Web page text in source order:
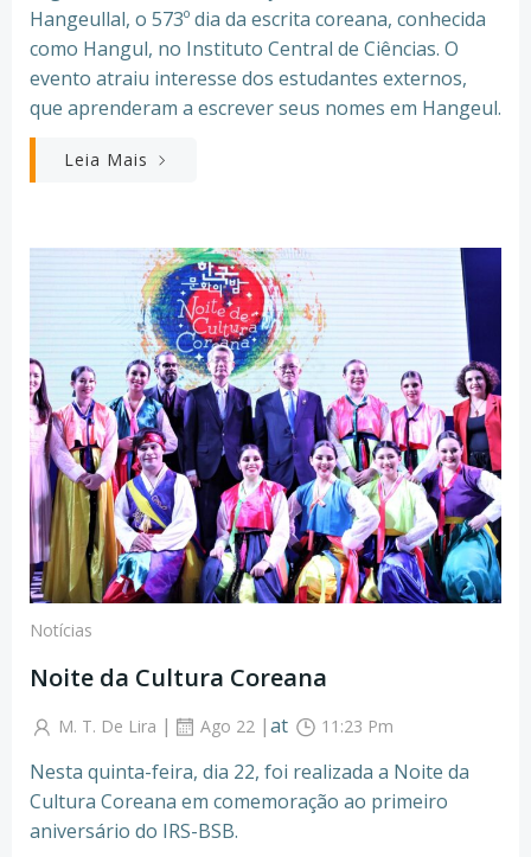
Hangeullal, o 573º dia da escrita coreana, conhecida
como Hangul, no Instituto Central de Ciências. O
evento atraiu interesse dos estudantes externos,
que aprenderam a escrever seus nomes em Hangeul.
Leia Mais
Notícias
Noite da Cultura Coreana
M. T. De Lira | Ago 22 |at 11:23 Pm
Nesta quinta-feira, dia 22, foi realizada a Noite da
Cultura Coreana em comemoração ao primeiro
aniversário do IRS-BSB.